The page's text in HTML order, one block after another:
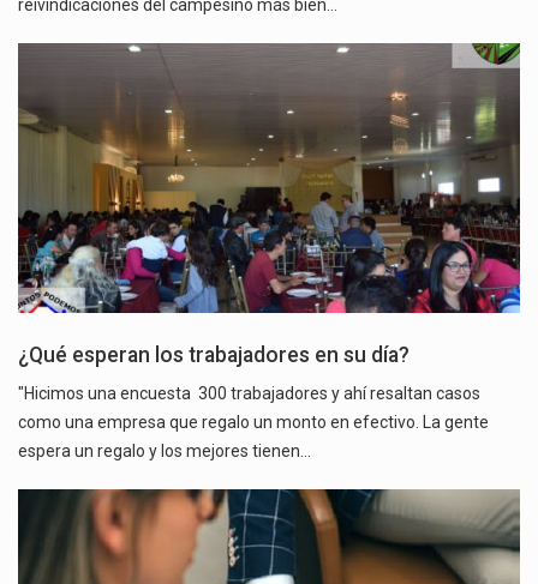
reivindicaciones del campesino más bien…
¿Qué esperan los trabajadores en su día?
"Hicimos una encuesta 300 trabajadores y ahí resaltan casos
como una empresa que regalo un monto en efectivo. La gente
espera un regalo y los mejores tienen…